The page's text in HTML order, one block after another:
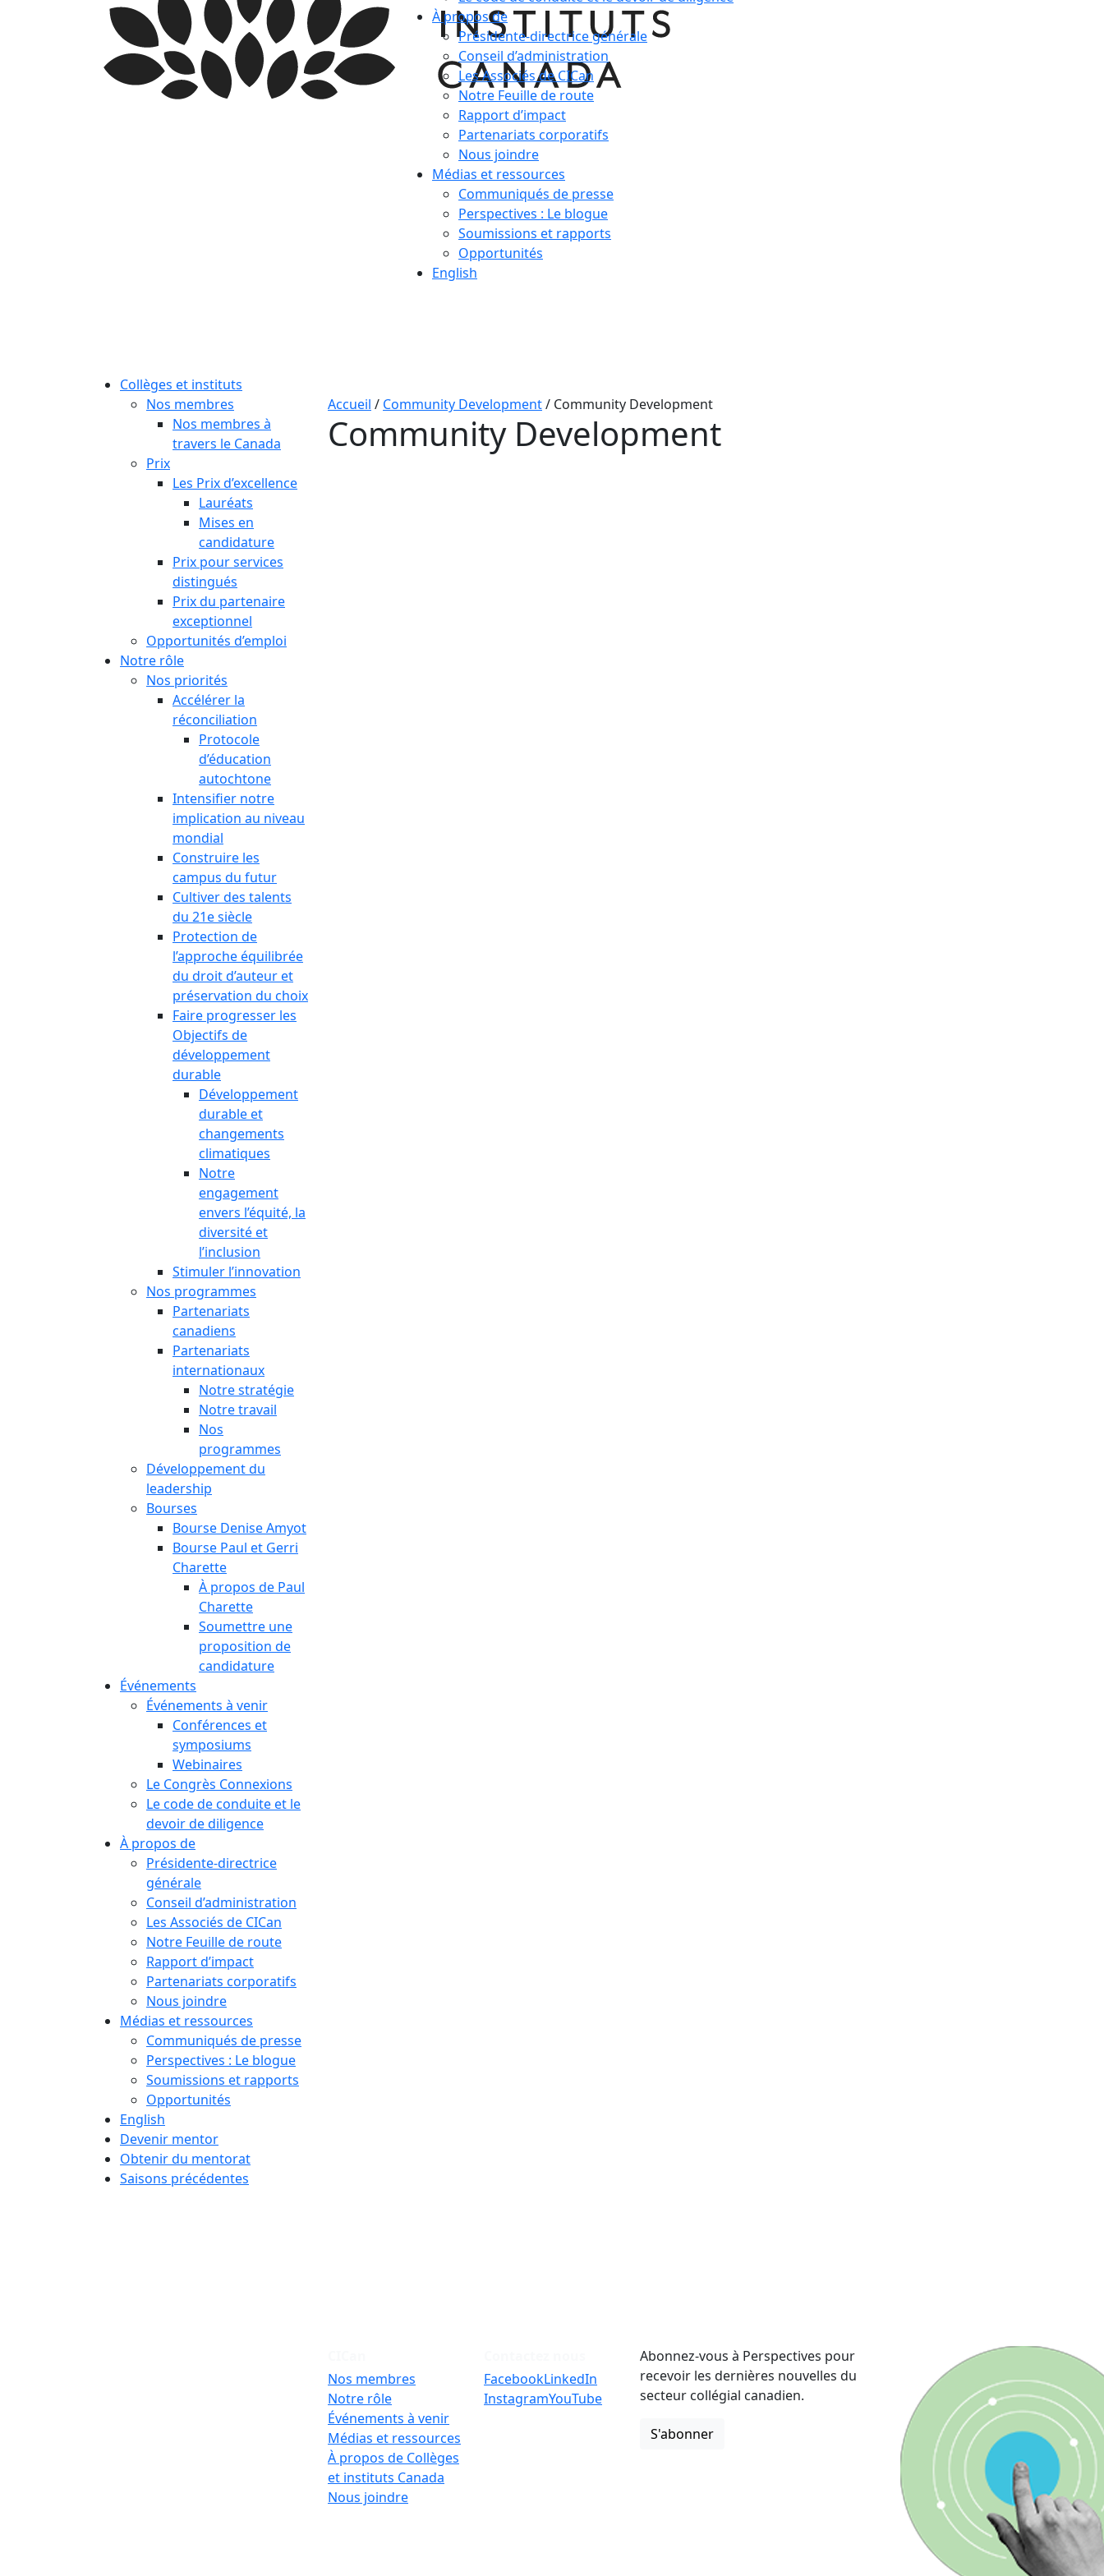
À propos de
Présidente-directrice générale
Conseil d’administration
Les Associés de CICan
Notre Feuille de route
Rapport d’impact
Partenariats corporatifs
Nous joindre
Médias et ressources
Communiqués de presse
Perspectives : Le blogue
Soumissions et rapports
Opportunités
English
Collèges et instituts
Nos membres
Nos membres à
travers le Canada
Prix
Les Prix d’excellence
Lauréats
Mises en
candidature
Prix pour services
distingués
Prix du partenaire
exceptionnel
Opportunités d’emploi
Notre rôle
Nos priorités
Accélérer la
réconciliation
Protocole
d’éducation
autochtone
Intensifier notre
implication au niveau
mondial
Construire les
campus du futur
Cultiver des talents
du 21e siècle
Protection de
l’approche équilibrée
du droit d’auteur et
préservation du choix
Faire progresser les
Objectifs de
développement
durable
Développement
durable et
changements
climatiques
Notre
engagement
envers l’équité, la
diversité et
l’inclusion
Stimuler l’innovation
Nos programmes
Partenariats
canadiens
Partenariats
internationaux
Notre stratégie
Notre travail
Nos
programmes
Développement du
leadership
Bourses
Bourse Denise Amyot
Bourse Paul et Gerri
Charette
À propos de Paul
Charette
Soumettre une
proposition de
candidature
Événements
Événements à venir
Conférences et
symposiums
Webinaires
Le Congrès Connexions
Le code de conduite et le
devoir de diligence
À propos de
Présidente-directrice
générale
Conseil d’administration
Les Associés de CICan
Notre Feuille de route
Rapport d’impact
Partenariats corporatifs
Nous joindre
Médias et ressources
Communiqués de presse
Perspectives : Le blogue
Soumissions et rapports
Opportunités
English
Devenir mentor
Obtenir du mentorat
Saisons précédentes
Accueil / Community Development/ Community Development
Community Development
Nos membres
Notre rôle
Événements à venir
Médias et ressources
À propos de Collèges
et instituts Canada
Nous joindre
FacebookLinkedIn
InstagramYouTube
Abonnez-vous à Perspectives pour
recevoir les dernières nouvelles du
secteur collégial canadien.
S'abonner